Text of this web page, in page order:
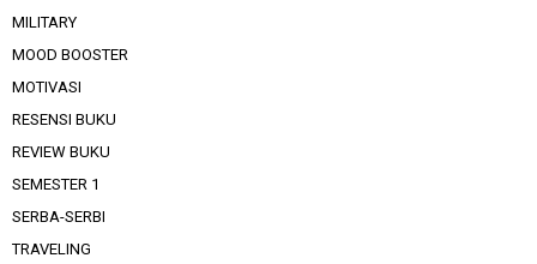
MILITARY
MOOD BOOSTER
MOTIVASI
RESENSI BUKU
REVIEW BUKU
SEMESTER 1
SERBA-SERBI
TRAVELING